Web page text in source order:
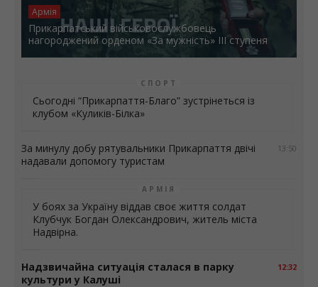
Армія
Прикарпатський військовослужбовець
нагороджений орденом «За мужність» ІІІ ступеня
СПОРТ
Сьогодні “Прикарпаття-Благо” зустрінеться із
клубом «Куликів-Білка»
13:50
За минулу добу рятувальники Прикарпаття двічі
надавали допомогу туристам
АРМІЯ
У боях за Україну віддав своє життя солдат
Клубчук Богдан Олександрович, житель міста
Надвірна.
12:32
Надзвичайна ситуація сталася в парку
культури у Калуші